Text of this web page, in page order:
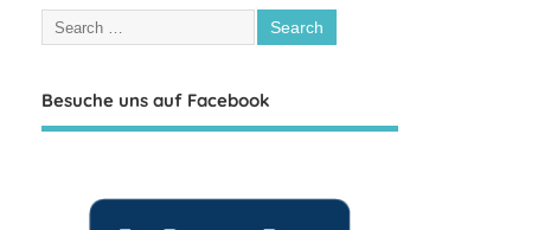
Besuche uns auf Facebook